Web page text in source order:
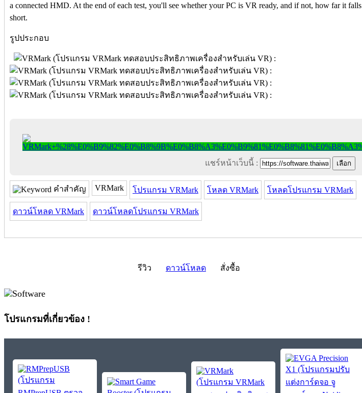
a connected HMD. At the end of each test, you'll see whether your PC is VR ready, and if not, how far it falls
short.
รูปประกอบ
แชร์หน้าเว็บนี้ :
คำสำคัญ VRMark โปรแกรม VRMark โหลด VRMark โหลดโปรแกรม VRMark
ดาวน์โหลด VRMark ดาวน์โหลดโปรแกรม VRMark
รีวิว ดาวน์โหลด สั่งซื้อ
โปรแกรมที่เกี่ยวข้อง !